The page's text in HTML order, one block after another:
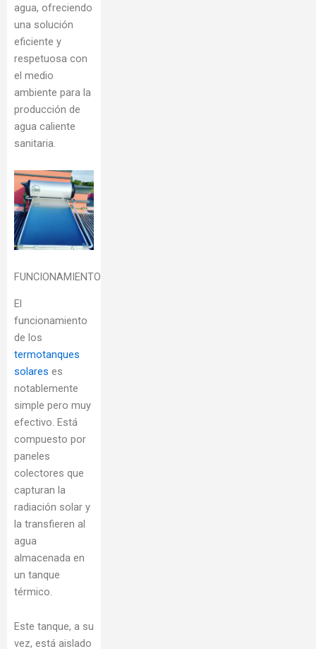
agua, ofreciendo
una solución
eficiente y
respetuosa con
el medio
ambiente para la
producción de
agua caliente
sanitaria.
FUNCIONAMIENTO
El
funcionamiento
de los
termotanques
solares es
notablemente
simple pero muy
efectivo. Está
compuesto por
paneles
colectores que
capturan la
radiación solar y
la transfieren al
agua
almacenada en
un tanque
térmico.
Este tanque, a su
vez, está aislado